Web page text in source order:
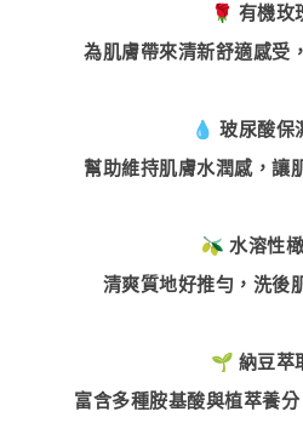
🌹 有機玫
為肌膚帶來清新舒適感受
💧 玻尿酸保
幫助維持肌膚水潤感，讓
🫒 水溶性
清爽質地好推勻，洗後
🌱 納豆萃
富含多種胺基酸與植萃養